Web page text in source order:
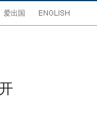
爱出国